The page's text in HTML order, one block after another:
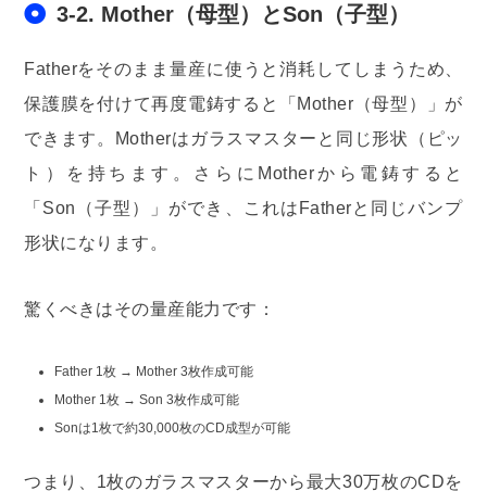
3-2. Mother（母型）とSon（子型）
Fatherをそのまま量産に使うと消耗してしまうため、
保護膜を付けて再度電鋳すると「Mother（母型）」が
できます。Motherはガラスマスターと同じ形状（ピッ
ト）を持ちます。さらにMotherから電鋳すると
「Son（子型）」ができ、これはFatherと同じバンプ
形状になります。
驚くべきはその量産能力です：
Father 1枚 → Mother 3枚作成可能
Mother 1枚 → Son 3枚作成可能
Sonは1枚で約30,000枚のCD成型が可能
つまり、1枚のガラスマスターから最大30万枚のCDを